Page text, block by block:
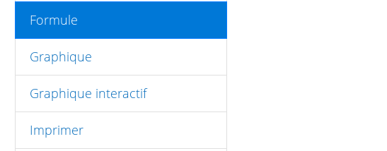
Formule
Graphique
Graphique interactif
Imprimer